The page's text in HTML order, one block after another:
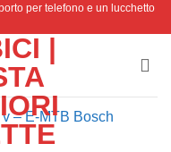
per telefono e un lucchetto